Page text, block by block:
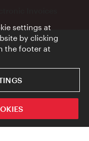
settings at
by clicking
the footer at